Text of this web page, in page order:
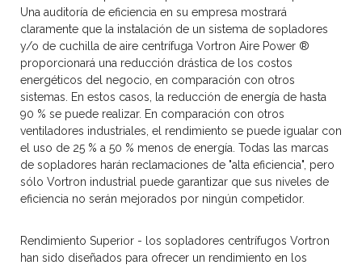
Una auditoría de eficiencia en su empresa mostrará
claramente que la instalación de un sistema de sopladores
y/o de cuchilla de aire centrífuga Vortron Aire Power ®
proporcionará una reducción drástica de los costos
energéticos del negocio, en comparación con otros
sistemas. En estos casos, la reducción de energía de hasta
90 % se puede realizar. En comparación con otros
ventiladores industriales, el rendimiento se puede igualar con
el uso de 25 % a 50 % menos de energía. Todas las marcas
de sopladores harán reclamaciones de "alta eficiencia", pero
sólo Vortron industrial puede garantizar que sus niveles de
eficiencia no serán mejorados por ningún competidor.
Rendimiento Superior - los sopladores centrífugos Vortron
han sido diseñados para ofrecer un rendimiento en los